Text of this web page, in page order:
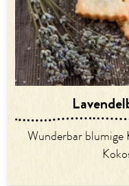
Wunderbar blumige